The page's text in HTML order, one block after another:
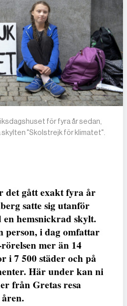
för fyra år sedan,
"Skolstrejk för klimatet".
det gått exakt fyra år
satte sig utanför
en hemsnickrad skylt.
person, i dag omfattar
mer än 14
i 7 500 städer och på
Här under kan ni
från Gretas resa